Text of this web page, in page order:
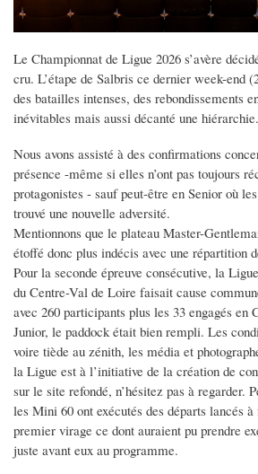
Le Championnat de Ligue 2026 s’avère
cru. L’étape de Salbris ce dernier week-end
des batailles intenses, des rebondissements
inévitables mais aussi décanté une hiérarchie.
Nous avons assisté à des confirmations
présence -même si elles n’ont pas toujours
protagonistes - sauf peut-être en Senior où
trouvé une nouvelle adversité.
Mentionnons que le plateau Master-
étoffé donc plus indécis avec une répartition
Pour la seconde épreuve consécutive, la
du Centre-Val de Loire faisait cause
avec 260 participants plus les 33 engagés en
Junior, le paddock était bien rempli. Les
voire tiède au zénith, les média et
la Ligue est à l’initiative de la création de
sur le site refondé, n’hésitez pas à regarder.
les Mini 60 ont exécutés des départs lancés
premier virage ce dont auraient pu prendre
juste avant eux au programme.